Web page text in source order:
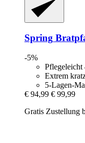
Spring
-5%
Pflegeleicht
Extrem
5-Lagen-
€ 94,99 € 99,99
Gratis Zustellung